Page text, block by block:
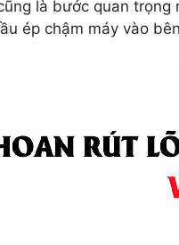
là bước quan
ép chậm máy vào